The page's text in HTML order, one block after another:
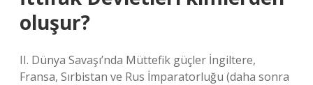
oluşur?
II. Dünya Savaşı’nda Müttefik güçler İngiltere,
Fransa, Sırbistan ve Rus İmparatorluğu (daha sonra